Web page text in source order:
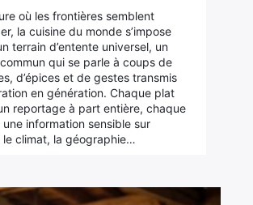
où les frontières semblent
la cuisine du monde s’impose
terrain d’entente universel, un
qui se parle à coups de
d’épices et de gestes transmis
en génération. Chaque plat
reportage à part entière, chaque
une information sensible sur
le climat, la géographie…